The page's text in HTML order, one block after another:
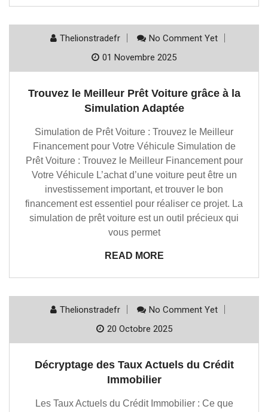
Thelionstradefr
No Comment Yet
01 Novembre 2025
Trouvez le Meilleur Prêt Voiture grâce à la
Simulation Adaptée
Simulation de Prêt Voiture : Trouvez le Meilleur
Financement pour Votre Véhicule Simulation de
Prêt Voiture : Trouvez le Meilleur Financement pour
Votre Véhicule L’achat d’une voiture peut être un
investissement important, et trouver le bon
financement est essentiel pour réaliser ce projet. La
simulation de prêt voiture est un outil précieux qui
vous permet
READ MORE
Thelionstradefr
No Comment Yet
20 Octobre 2025
Décryptage des Taux Actuels du Crédit
Immobilier
Les Taux Actuels du Crédit Immobilier : Ce que